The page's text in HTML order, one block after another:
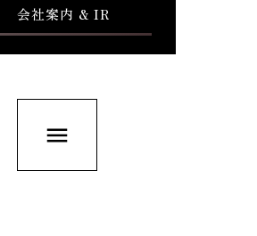
会社案内 & IR
menu